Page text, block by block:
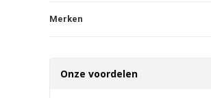
Merken
Onze voordelen